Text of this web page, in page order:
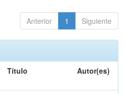
Anterior 1 Siguiente
Título Autor(es)